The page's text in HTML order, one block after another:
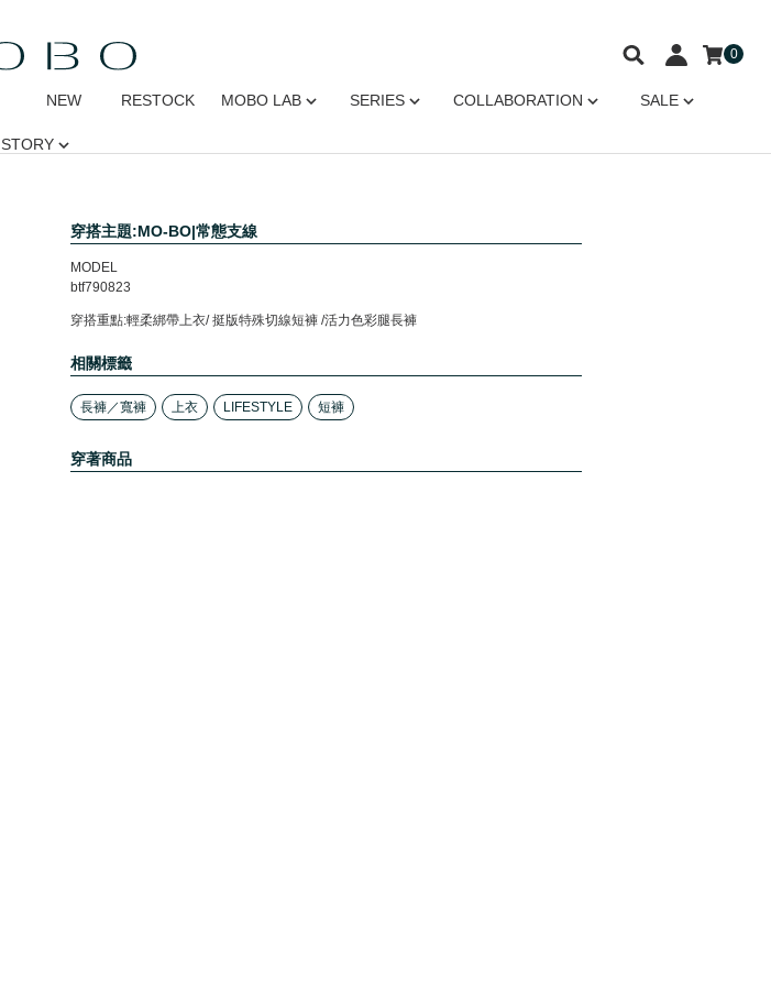
NEW RESTOCK MOBO LAB SERIES COLLABORATION SALE
STORY
0
穿搭主題:MO-BO|常態支線
MODEL
btf790823
穿搭重點:輕柔綁帶上衣/ 挺版特殊切線短褲 /活力色彩腿長褲
相關標籤
長褲／寬褲 上衣 LIFESTYLE 短褲
穿著商品